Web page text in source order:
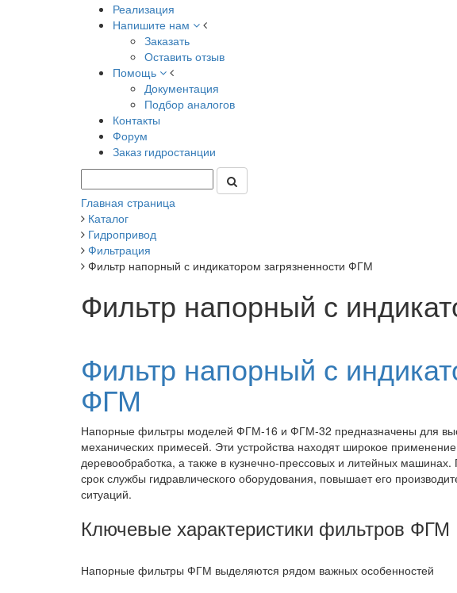
Реализация
Напишите нам
Заказать
Оставить отзыв
Помощь
Документация
Подбор аналогов
Контакты
Форум
Заказ гидростанции
Главная страница
Каталог
Гидропривод
Фильтрация
Фильтр напорный с индикатором загрязненности ФГМ
Фильтр напорный с
Фильтр напорный с
ФГМ
Напорные фильтры моделей ФГМ-16 и ФГМ-32 предназначены для
механических примесей. Эти устройства находят широкое
деревообработка, а также в кузнечно-прессовых и литейных
срок службы гидравлического оборудования, повышает его
ситуаций.
Ключевые характеристики фильтров ФГМ
Напорные фильтры ФГМ выделяются рядом важных особенностей